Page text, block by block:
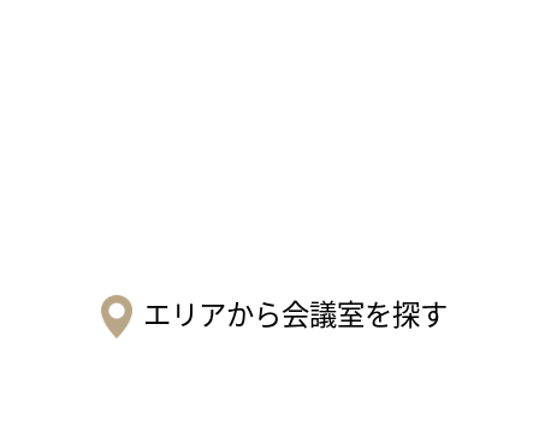
エリアから会議室を探す